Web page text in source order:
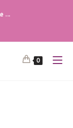
...
0